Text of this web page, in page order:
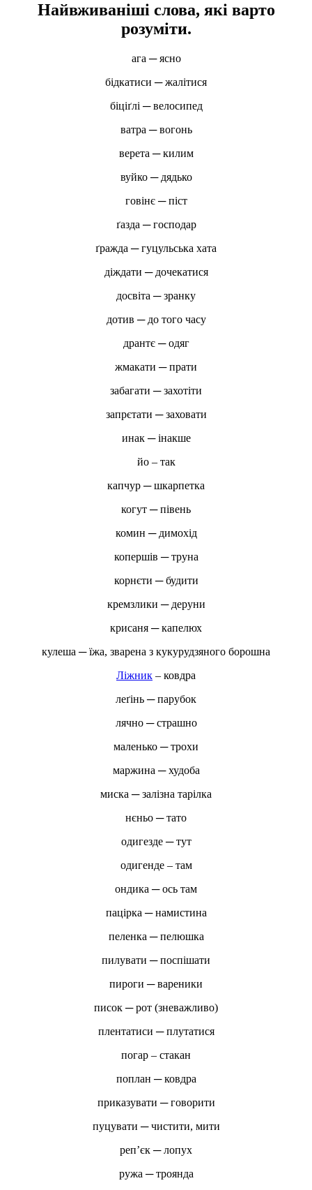
Найвживаніші слова, які варто
розуміти.
ага ─ ясно
бідкатиси ─ жалітися
біціґлі ─ велосипед
ватра ─ вогонь
верета ─ килим
вуйко ─ дядько
говінє ─ піст
ґазда ─ господар
ґражда ─ гуцульська хата
діждати ─ дочекатися
досвіта ─ зранку
дотив ─ до того часу
дрантє ─ одяг
жмакати ─ прати
забагати ─ захотіти
запрєтати ─ заховати
инак ─ інакше
йо – так
капчур ─ шкарпетка
когут ─ півень
комин ─ димохід
копершів ─ труна
корнєти ─ будити
кремзлики ─ деруни
крисаня ─ капелюх
кулеша ─ їжа, зварена з кукурудзяного борошна
Ліжник – ковдра
леґінь ─ парубок
лячно ─ страшно
маленько ─ трохи
маржина ─ худоба
миска ─ залізна тарілка
нєньо ─ тато
одигезде ─ тут
одигенде – там
ондика ─ ось там
пацірка ─ намистина
пеленка ─ пелюшка
пилувати ─ поспішати
пироги ─ вареники
писок ─ рот (зневажливо)
плентатиси ─ плутатися
погар – стакан
поплан ─ ковдра
приказувати ─ говорити
пуцувати ─ чистити, мити
реп’єк ─ лопух
ружа ─ троянда